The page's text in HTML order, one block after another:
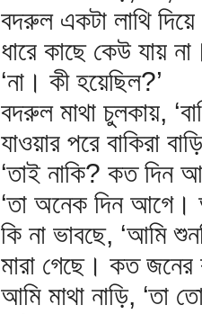
বদরুল একটা লাথি দিয়ে
ধারে কাছে কেউ যায়
‘না। কী হয়েছিল?’
বদরুল মাথা চুলকায়,
যাওয়ার পরে বাকিরা
‘তাই নাকি? কত দিন
‘তা অনেক দিন আগে।
কি না ভাবছে, ‘আমি
মারা গেছে। কত
আমি মাথা নাড়ি, ‘তা